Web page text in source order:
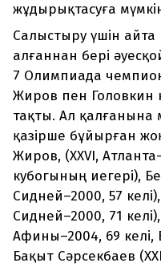
жұдырықтасуға
Салыстыру үшін айта
алғаннан бері
7 Олимпиада
Жиров пен Головкин
тақты. Ал
қазірше бұйырған
Жиров, (XXVI,
кубогының иегері),
Сидней–2000, 57
Сидней–2000, 71
Афины–2004, 69 келі,
Бақыт Сәрсекбаев